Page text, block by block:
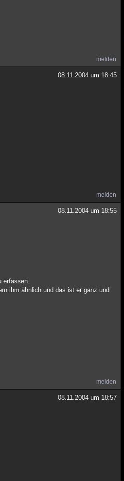
melden
08.11.2004 um 18:45
melden
08.11.2004 um 18:55
erfassen.
ihm ähnlich und das ist er ganz und
melden
08.11.2004 um 18:57